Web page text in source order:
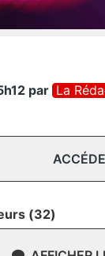
par La
(32)